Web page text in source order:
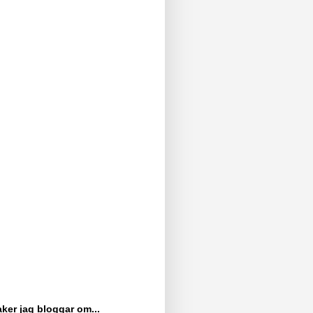
jag bloggar om...